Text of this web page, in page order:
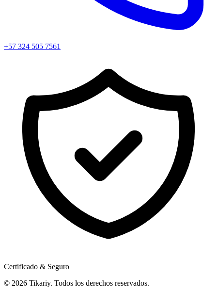
+57 324 505 7561
Certificado & Seguro
© 2026 Tikariy. Todos los derechos reservados.